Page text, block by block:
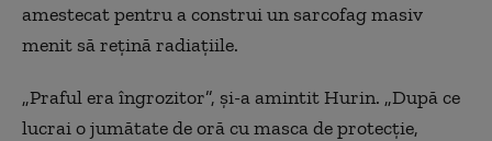
amestecat pentru a construi un sarcofag masiv
menit să rețină radiațiile.
„Praful era îngrozitor”, și-a amintit Hurin. „După ce
lucrai o jumătate de oră cu masca de protecție,